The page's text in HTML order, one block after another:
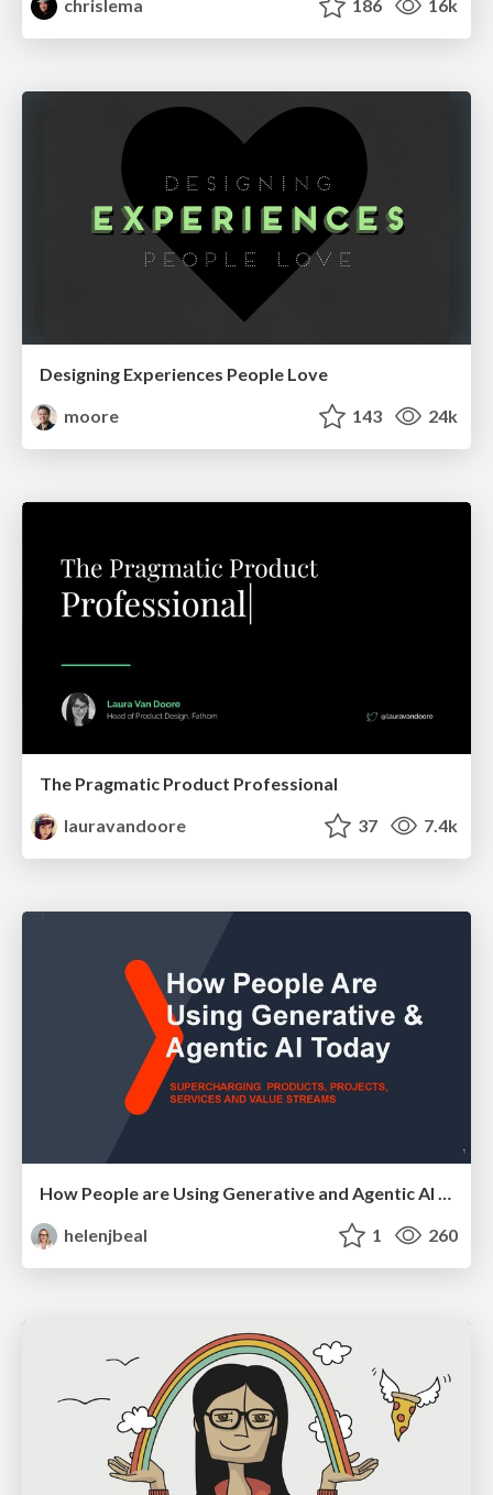
chrislema 186 16k
Designing Experiences People Love
moore
143 24k
The Pragmatic Product Professional
lauravandoore
37 7.4k
How People are Using Generative and Agentic AI to Supercharge Their Products, Projects, Services and Value Streams Today
helenjbeal
1 260